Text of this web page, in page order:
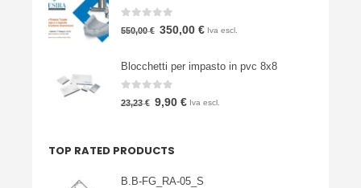
era:
3.900,00 €. 1.900,00 €.
550,00€ Il
originale
era:
550,00 €.
350,00 €Il
attuale
350,00 €.
Iva escl.
Blocchetti per impasto in pvc 8x8
23,23€ Il
23,23 €.
9,90 €Il
9,90 €.
Iva escl.
TOP RATED PRODUCTS
B.B-FG_RA-05_S